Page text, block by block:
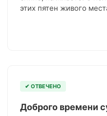
этих пятен живого
✔ ОТВЕЧЕНО
Доброго времени